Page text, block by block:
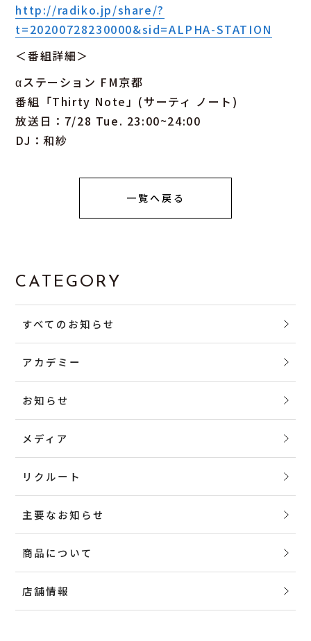
http://radiko.jp/share/?
t=20200728230000&sid=ALPHA-STATION
＜番組詳細＞
αステーション FM京都
番組「Thirty Note」(サーティ ノート)
放送日：7/28 Tue. 23:00~24:00
DJ：和紗
一覧へ戻る
CATEGORY
すべてのお知らせ
アカデミー
お知らせ
メディア
リクルート
主要なお知らせ
商品について
店舗情報